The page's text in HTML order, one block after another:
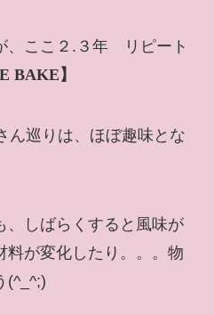
、ここ２.３年 リピート
BAKE】
ん巡りは、ほぼ趣味とな
、しばらくすると風味が
料が変化したり。。。物
(^_^;)